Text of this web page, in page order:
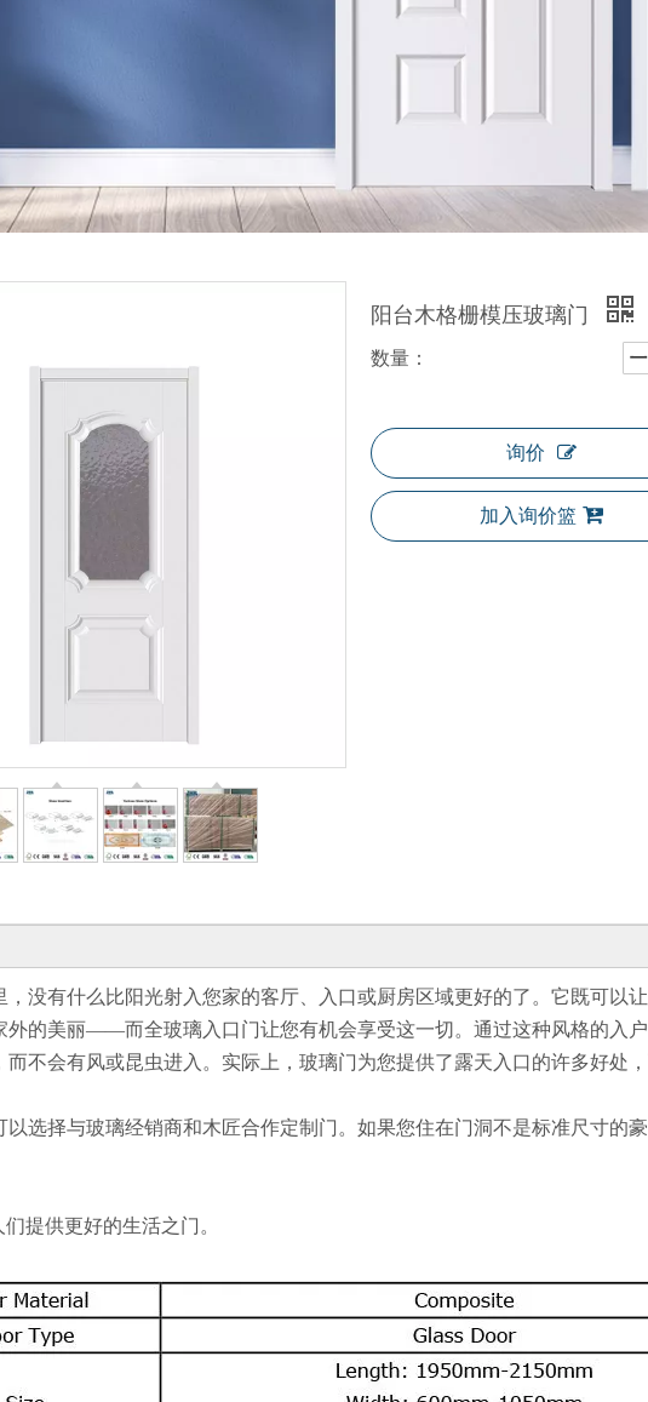
WPC地板
阳台木格栅模压玻璃门
数量：
询价
加入询价篮
，没有什么比阳光射入您家的客厅、入口或厨房区域更好的了。它既可以
外的美丽——而全玻璃入口门让您有机会享受这一切。通过这种风格的入
而不会有风或昆虫进入。实际上，玻璃门为您提供了露天入口的许多好处，
以选择与玻璃经销商和木匠合作定制门。如果您住在门洞不是标准尺寸的
提供更好的生活之门。